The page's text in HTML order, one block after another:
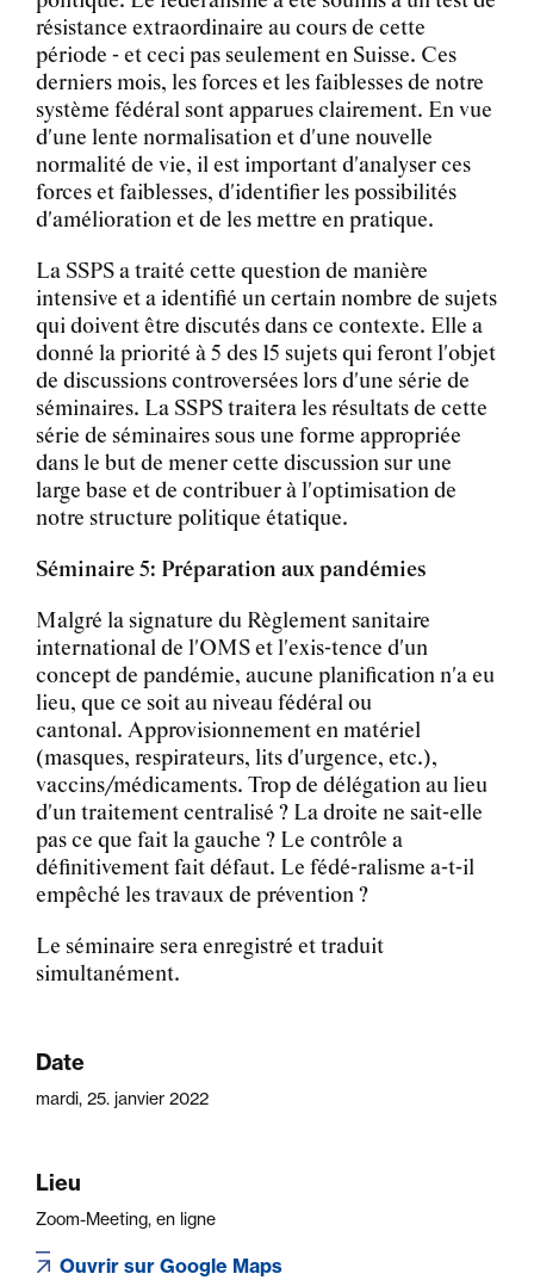
résistance extraordinaire au cours de cette
période - et ceci pas seulement en Suisse. Ces
derniers mois, les forces et les faiblesses de notre
système fédéral sont apparues clairement. En vue
d'une lente normalisation et d'une nouvelle
normalité de vie, il est important d'analyser ces
forces et faiblesses, d'identifier les possibilités
d'amélioration et de les mettre en pratique.
La SSPS a traité cette question de manière
intensive et a identifié un certain nombre de sujets
qui doivent être discutés dans ce contexte. Elle a
donné la priorité à 5 des 15 sujets qui feront l'objet
de discussions controversées lors d'une série de
séminaires. La SSPS traitera les résultats de cette
série de séminaires sous une forme appropriée
dans le but de mener cette discussion sur une
large base et de contribuer à l'optimisation de
notre structure politique étatique.
Séminaire 5: Préparation aux pandémies
Malgré la signature du Règlement sanitaire
international de l'OMS et l'exis-tence d'un
concept de pandémie, aucune planification n'a eu
lieu, que ce soit au niveau fédéral ou
cantonal. Approvisionnement en matériel
(masques, respirateurs, lits d'urgence, etc.),
vaccins/médicaments. Trop de délégation au lieu
d'un traitement centralisé ? La droite ne sait-elle
pas ce que fait la gauche ? Le contrôle a
définitivement fait défaut. Le fédé-ralisme a-t-il
empêché les travaux de prévention ?
Le séminaire sera enregistré et traduit
simultanément.
Date
mardi, 25. janvier 2022
Lieu
Zoom-Meeting, en ligne
Ouvrir sur Google Maps